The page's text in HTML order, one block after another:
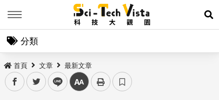
展
分類
首頁 文章 最新文章
facebooktwitter line 中